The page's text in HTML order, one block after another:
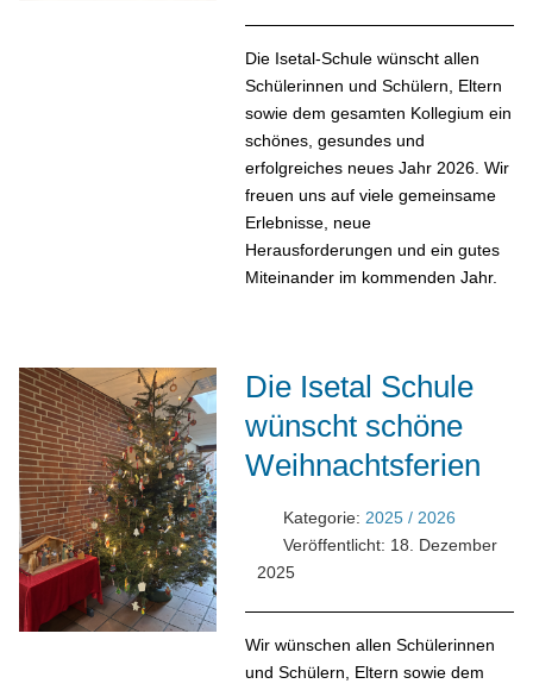
Die Isetal-Schule wünscht allen
Schülerinnen und Schülern, Eltern
sowie dem gesamten Kollegium ein
schönes, gesundes und
erfolgreiches neues Jahr 2026. Wir
freuen uns auf viele gemeinsame
Erlebnisse, neue
Herausforderungen und ein gutes
Miteinander im kommenden Jahr.
Die Isetal Schule
wünscht schöne
Weihnachtsferien
Kategorie:2025 / 2026
Veröffentlicht: 18. Dezember
2025
Wir wünschen allen Schülerinnen
und Schülern, Eltern sowie dem